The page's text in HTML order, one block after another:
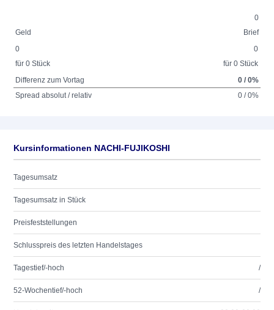
0
Geld
Brief
0
für 0 Stück
0
für 0 Stück
Differenz zum Vortag
0 / 0%
Spread absolut / relativ
0 / 0%
Kursinformationen NACHI-FUJIKOSHI
Tagesumsatz
Tagesumsatz in Stück
Preisfeststellungen
Schlusspreis des letzten Handelstages
Tagestief/-hoch /
52-Wochentief/-hoch /